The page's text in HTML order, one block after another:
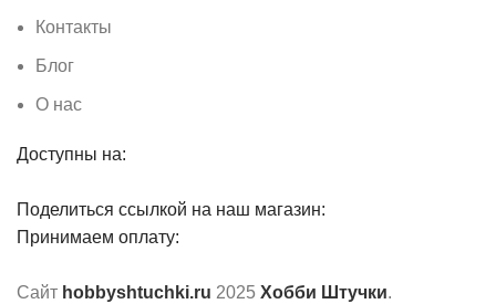
Контакты
Блог
О нас
Доступны на:
Поделиться ссылкой на наш магазин:
Принимаем оплату:
Сайт hobbyshtuchki.ru 2025 Хобби Штучки.